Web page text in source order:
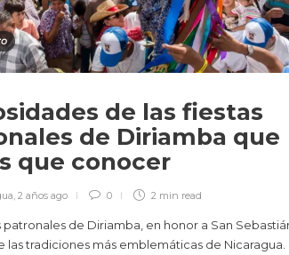
de las fiestas
de Diriamba que
que conocer
, 2 años ago 0 2 min read
patronales de Diriamba, en honor a San
las tradiciones más emblemáticas de Nicaragua.